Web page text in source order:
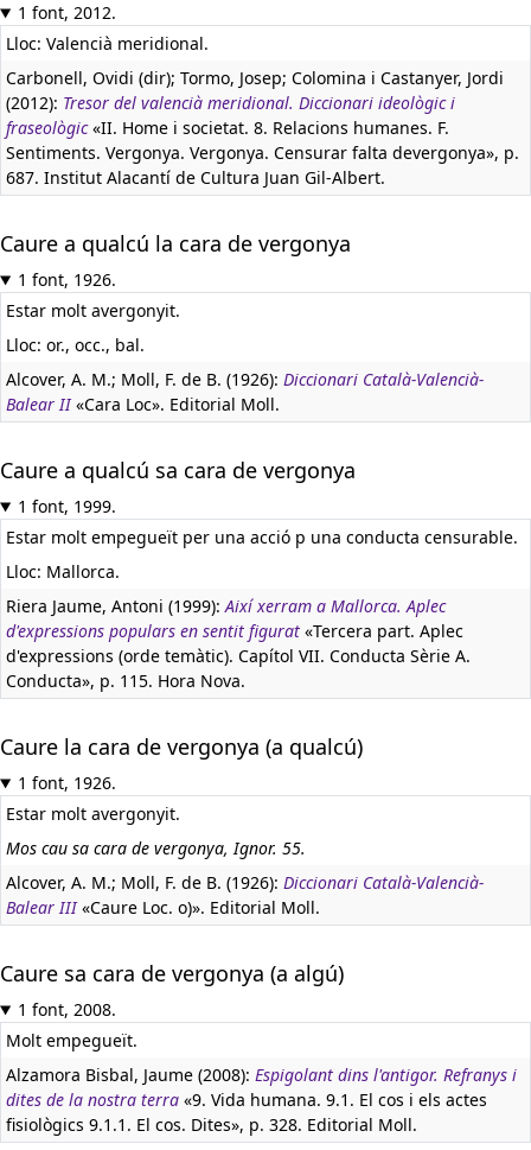
1 font, 2012.
Lloc: Valencià meridional.
Carbonell, Ovidi (dir); Tormo, Josep; Colomina i Castanyer, Jordi
(2012): Tresor del valencià meridional. Diccionari ideològic i
fraseològic«II. Home i societat. 8. Relacions humanes. F.
Sentiments. Vergonya. Vergonya. Censurar falta devergonya», p.
687. Institut Alacantí de Cultura Juan Gil-Albert.
Caure a qualcú la cara de vergonya
1 font, 1926.
Estar molt avergonyit.
Lloc: or., occ., bal.
Alcover, A. M.; Moll, F. de B. (1926): Diccionari Català-Valencià-
Balear II«Cara Loc». Editorial Moll.
Caure a qualcú sa cara de vergonya
1 font, 1999.
Estar molt empegueït per una acció p una conducta censurable.
Lloc: Mallorca.
Riera Jaume, Antoni (1999):Així xerram a Mallorca. Aplec
d'expressions populars en sentit figurat «Tercera part. Aplec
d'expressions (orde temàtic). Capítol VII. Conducta Sèrie A.
Conducta», p. 115. Hora Nova.
Caure la cara de vergonya (a qualcú)
1 font, 1926.
Estar molt avergonyit.
Mos cau sa cara de vergonya, Ignor. 55.
Alcover, A. M.; Moll, F. de B. (1926): Diccionari Català-Valencià-
Balear III«Caure Loc. o)». Editorial Moll.
Caure sa cara de vergonya (a algú)
1 font, 2008.
Molt empegueït.
Alzamora Bisbal, Jaume (2008): Espigolant dins l'antigor. Refranys i
dites de la nostra terra «9. Vida humana. 9.1. El cos i els actes
fisiològics 9.1.1. El cos. Dites», p. 328. Editorial Moll.